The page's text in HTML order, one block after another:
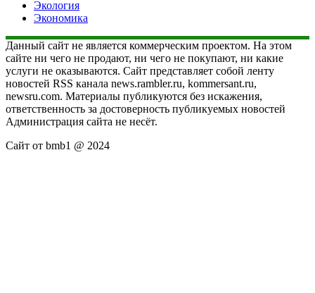
Экология
Экономика
Данный сайт не является коммерческим проектом. На этом
сайте ни чего не продают, ни чего не покупают, ни какие
услуги не оказываются. Сайт представляет собой ленту
новостей RSS канала news.rambler.ru, kommersant.ru,
newsru.com. Материалы публикуются без искажения,
ответственность за достоверность публикуемых новостей
Администрация сайта не несёт.
Сайт от bmb1 @ 2024